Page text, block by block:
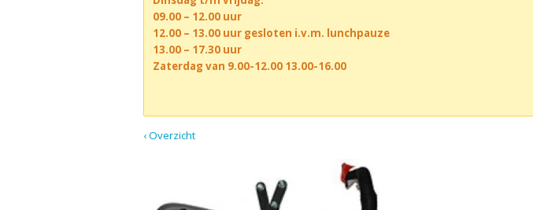
09.00 – 12.00 uur
12.00 – 13.00 uur gesloten i.v.m. lunchpauze
13.00 – 17.30 uur
Zaterdag van 9.00-12.00 13.00-16.00
‹ Overzicht